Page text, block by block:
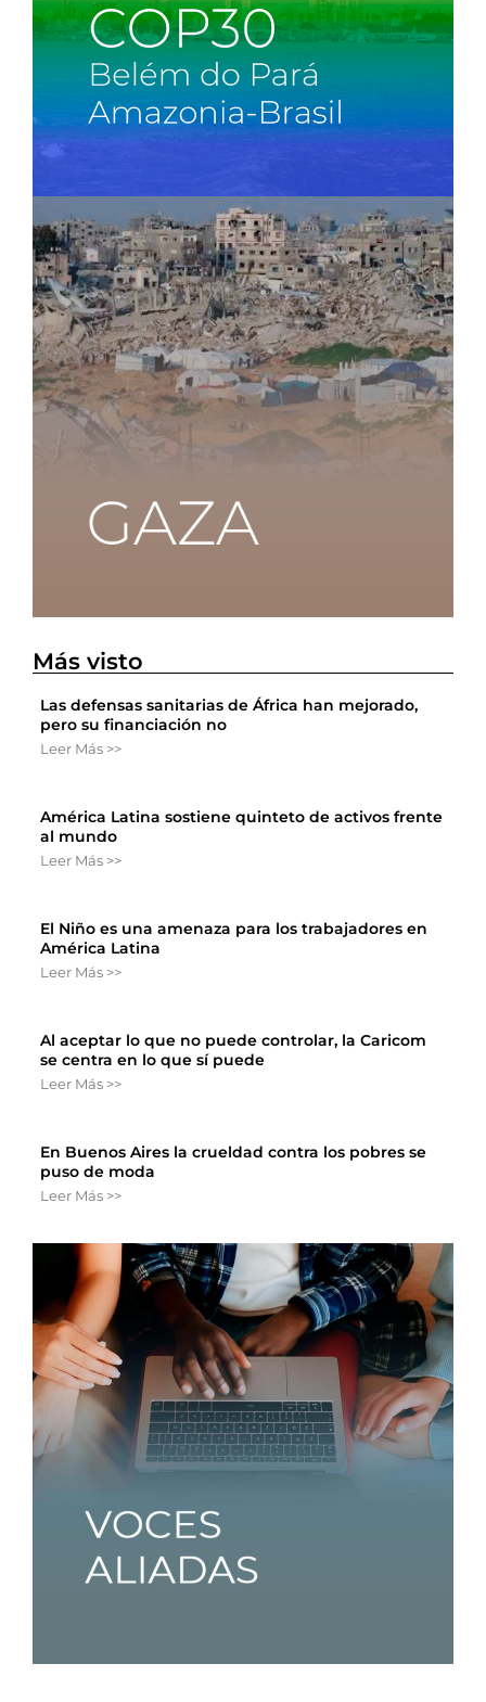
Más visto
Las defensas sanitarias de África han mejorado,
pero su financiación no
Leer Más >>
América Latina sostiene quinteto de activos frente
al mundo
Leer Más >>
El Niño es una amenaza para los trabajadores en
América Latina
Leer Más >>
Al aceptar lo que no puede controlar, la Caricom
se centra en lo que sí puede
Leer Más >>
En Buenos Aires la crueldad contra los pobres se
puso de moda
Leer Más >>